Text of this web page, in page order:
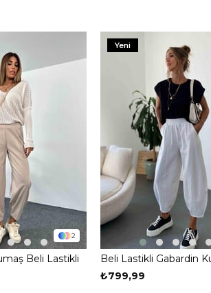
2
Beli Lastikli
Pantolon
Beli Lastikli Gabardin
Şalvar Pantolon Ekru
₺799,99
Yeni